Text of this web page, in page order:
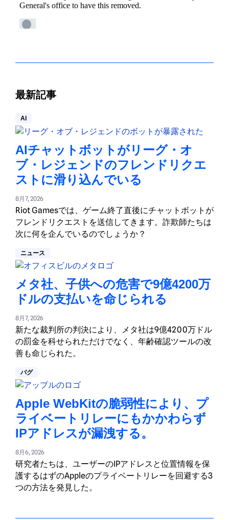
最新記事
AI
AIチャットボットがリーグ・オ
ブ・レジェンドのフレンドリクエ
ストに滑り込んでいる
8月7, 2026
Riot Gamesでは、ゲーム終了直後にチャットボットが
フレンドリクエストを送信してきます。詐欺師たちは
次に何を企んでいるのでしょうか？
ニュース
メタ社、子供への危害で9億4200万
ドルの支払いを命じられる
8月7, 2026
新たな裁判所の判決により、メタ社は9億4200万ドル
の罰金を科せられただけでなく、年齢確認ツールの改
善も命じられた。
バグ
Apple WebKitの脆弱性により、プ
ライベートリレーにもかかわらず
IPアドレスが漏洩する。
8月6, 2026
研究者たちは、ユーザーのIPアドレスと位置情報を保
護するはずのAppleのプライベートリレーを回避する3
つの方法を発見した。